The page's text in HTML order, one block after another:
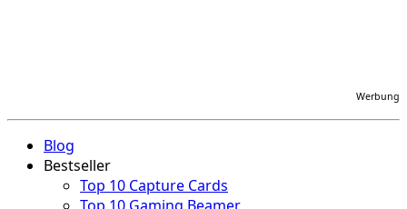
Werbung
Blog
Bestseller
Top 10 Capture Cards